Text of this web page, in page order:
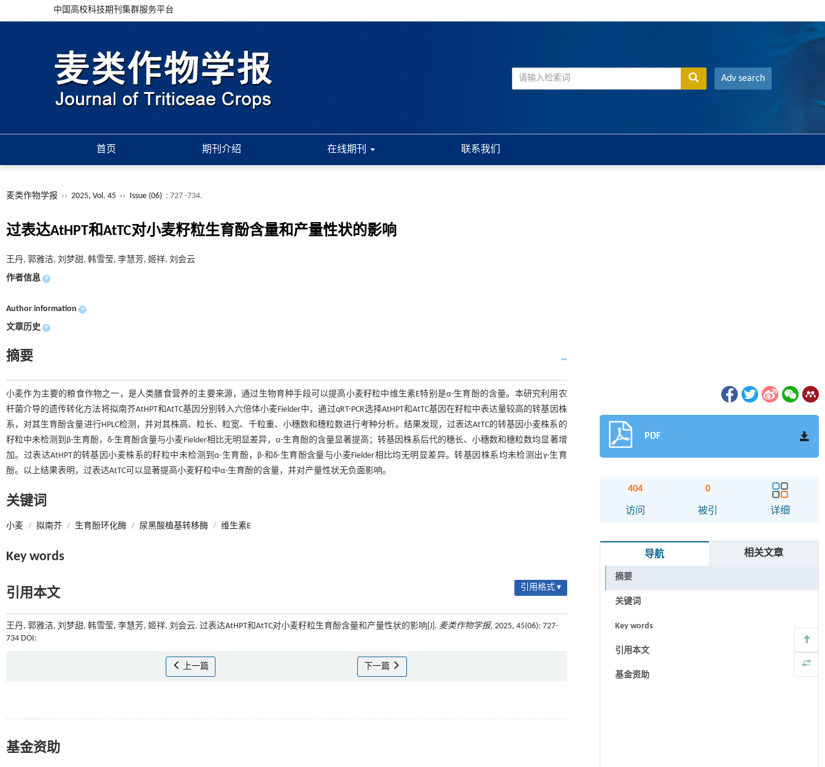
中国高校科技期刊集群服务平台
Adv search
首页 期刊介绍 在线期刊 联系我们
麦类作物学报 ›› 2025, Vol. 45 ›› Issue (06) : 727 -734.
过表达AtHPT和AtTC对小麦籽粒生育酚含量和产量性状的影响
王丹, 郭雅洁, 刘梦甜, 韩雪莹, 李慧芳, 姬祥, 刘会云
作者信息 +
Author information +
文章历史 +
摘要
小麦作为主要的粮食作物之一，是人类膳食营养的主要来源，通过生物育种手段可以提高小麦籽粒中维生素E特别是α-生育酚的含量。本研究利用农
杆菌介导的遗传转化方法将拟南芥AtHPT和AtTC基因分别转入六倍体小麦Fielder中，通过qRT-PCR选择AtHPT和AtTC基因在籽粒中表达量较高的转基因株
系，对其生育酚含量进行HPLC检测，并对其株高、粒长、粒宽、千粒重、小穗数和穗粒数进行考种分析。结果发现，过表达AtTC的转基因小麦株系的
籽粒中未检测到β-生育酚，δ-生育酚含量与小麦Fielder相比无明显差异，α-生育酚的含量显著提高；转基因株系后代的穗长、小穗数和穗粒数均显著增
加。过表达AtHPT的转基因小麦株系的籽粒中未检测到α-生育酚，β-和δ-生育酚含量与小麦Fielder相比均无明显差异。转基因株系均未检测出γ-生育
酚。以上结果表明，过表达AtTC可以显著提高小麦籽粒中α-生育酚的含量，并对产量性状无负面影响。
关键词
小麦 / 拟南芥 / 生育酚环化酶 / 尿黑酸植基转移酶 / 维生素E
Key words
引用本文 引用格式 ▾
王丹, 郭雅洁, 刘梦甜, 韩雪莹, 李慧芳, 姬祥, 刘会云. 过表达AtHPT和AtTC对小麦籽粒生育酚含量和产量性状的影响[J]. 麦类作物学报, 2025, 45(06): 727-
734 DOI:
上一篇 下一篇
基金资助
PDF
404
访问
0
被引 详细
导航 相关文章
摘要
关键词
Key words
引用本文
基金资助